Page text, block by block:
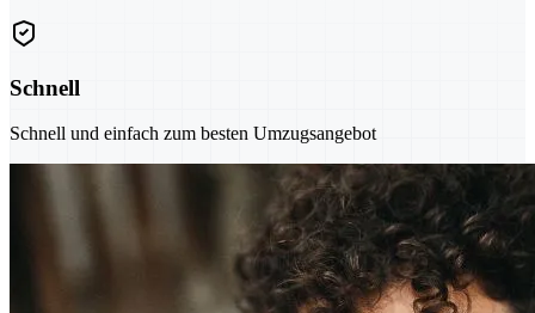
Schnell
Schnell und einfach zum besten Umzugsangebot